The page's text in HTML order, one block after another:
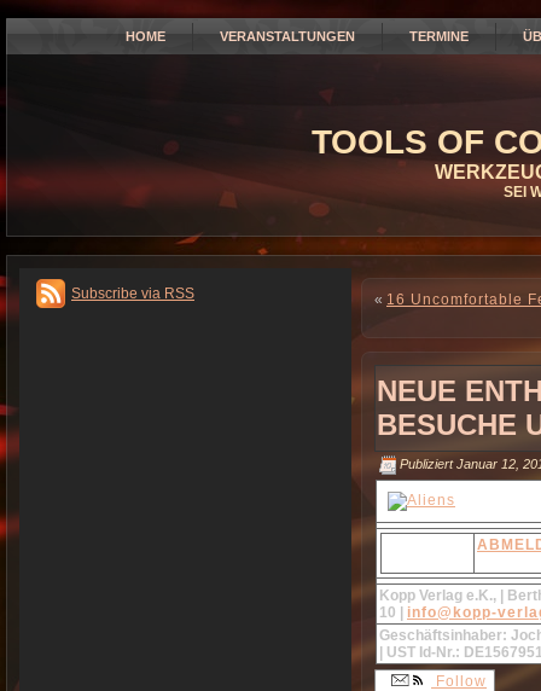
HOME VERANSTALTUNGEN TERMINE
TOOLS OF
SEI
Subscribe via RSS « 16 Uncomfortable
NEUE
BESUCHE
Publiziert Januar 12,
Kopp Verlag e.K., |
10 | info@kopp-
Geschäftsinhaber:
| UST Id-Nr.:
Follow